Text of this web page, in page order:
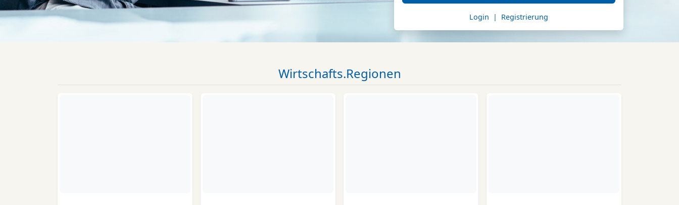
Login | Registrierung
Wirtschafts.Regionen